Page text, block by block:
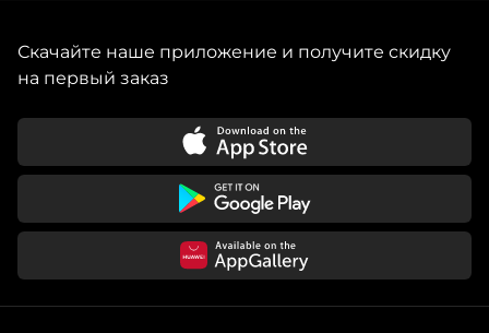
Скачайте наше приложение и получите скидку
на первый заказ